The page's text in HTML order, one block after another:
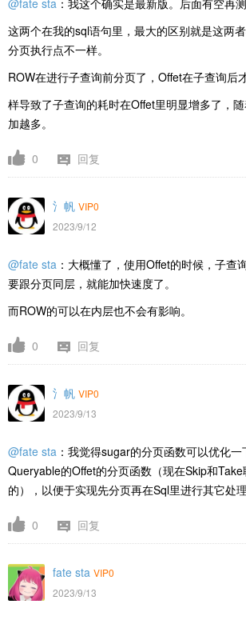
@fate sta ：我这个确实是最新版。后面有空再
这两个在我的sql语句里，最大的区别就是这两
分页执行点不一样。
ROW在进行子查询前分页了， Offet在子查询后
样导致了子查询的耗时在Offet里明显增多了，
加越多。
0 回复
氵帆 VIP0
2023/9/12
@fate sta ：大概懂了，使用Offet的时候，子查
要跟分页同层，就能加快速度了。
而ROW的可以在内层也不会有影响。
0 回复
氵帆 VIP0
2023/9/13
@fate sta ：我觉得sugar的分页函数可以优化
Queryable的Offet的分页函数（现在Skip和
的），以便于实现先分页再在Sql里进行其它处理
0 回复
fate sta VIP0
2023/9/13